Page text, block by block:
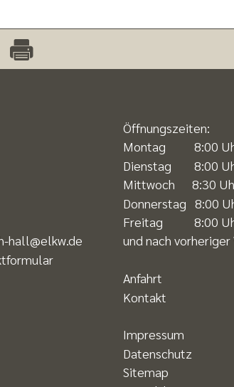
hall@elkw.de
Öffnungszeiten:
Montag 8:00
Dienstag 8:00
Mittwoch 8:30 Uhr
Donnerstag 8:00
Freitag 8:00 Uhr
und nach vorheriger
Anfahrt
Kontakt
Impressum
Datenschutz
Sitemap